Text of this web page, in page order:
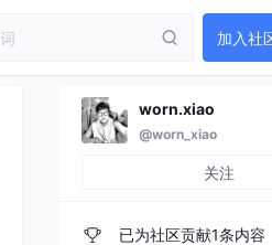
加入社
worn.xiao
@worn_xiao
关注
已为社区贡献1条内容